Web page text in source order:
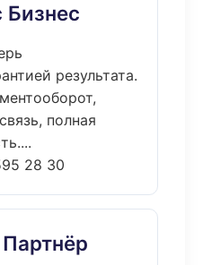
Бизнес
результата.
полная
28 30